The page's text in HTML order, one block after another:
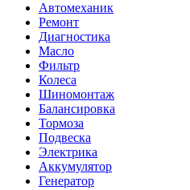
Автомеханик
Ремонт
Диагностика
Масло
Фильтр
Колеса
Шиномонтаж
Балансировка
Тормоза
Подвеска
Электрика
Аккумулятор
Генератор